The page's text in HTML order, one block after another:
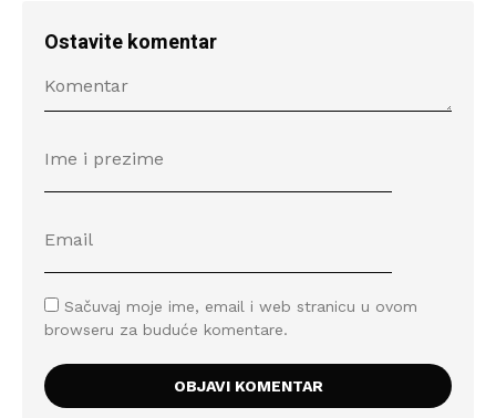
Ostavite komentar
Sačuvaj moje ime, email i web stranicu u ovom
browseru za buduće komentare.